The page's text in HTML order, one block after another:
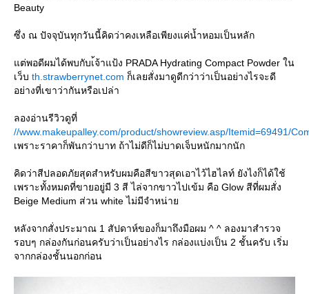
Beauty
ซึ่ง ณ ปัจจุบันทุกวันนี้คิดว่าคงเหลือเพียงแค่น้ำหอมเป็นหลัก
ต่พอดีผมได้พบกับเ้จ้าแป้ง PRADA Hydrating Compact Powder ใน
เว็บ th.strawberrynet.com ก็เลยสั่งมาดูดีกว่าว่าเป็นอย่างไรจะดี
อย่างที่เขาว่ากันหรือเปล่า
ลองอ่านรีวิวดูที่
//www.makeupalley.com/product/showreview.asp/Itemid=69491/
เพราะราคาก็พันกว่าบาท ถ้าไม่ดีก็ไม่บาดเจ็บหนักมากนัก
คิดว่าสีปลอดภัยสุดสำหรับผมคือสีขาวสุดเอาไว้ไฮไลท์ ยังไงก็ได้ใช้
เพราะทั้งหมดที่ขายอยู่มี 3 สี ไล่จากขาวไปเข้ม คือ Glow สีที่ผมสั่ง
Beige Medium ส่วน white ไม่มีจำหน่า
หลังจากสั่งประมาณ 1 สัปดาห์ของก็มาถึงมือผม ^ ^ ลองมาสำรวจ
รอบๆ กล่องกันก่อนครับว่าเป็นอย่างไร กล่องแบ่งเป็น 2 ชั้นครับ เริ่ม
จากกล่องชั้นนอกก่อน